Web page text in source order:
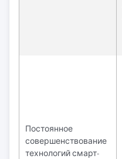
Постоянное
совершенствование
технологий смарт-